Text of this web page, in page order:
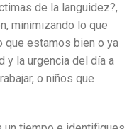
de la languidez?,
minimizando lo que
que estamos bien o ya
y la urgencia del día a
o niños que